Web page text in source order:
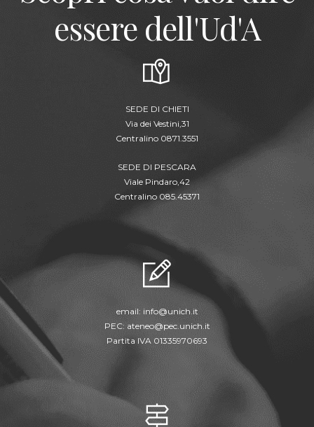
essere dell'Ud'A
SEDE DI CHIETI
Via dei Vestini,31
Centralino 0871.3551
SEDE DI PESCARA
Viale Pindaro,42
Centralino 085.45371
email: info@unich.it
PEC: ateneo@pec.unich.it
Partita IVA 01335970693